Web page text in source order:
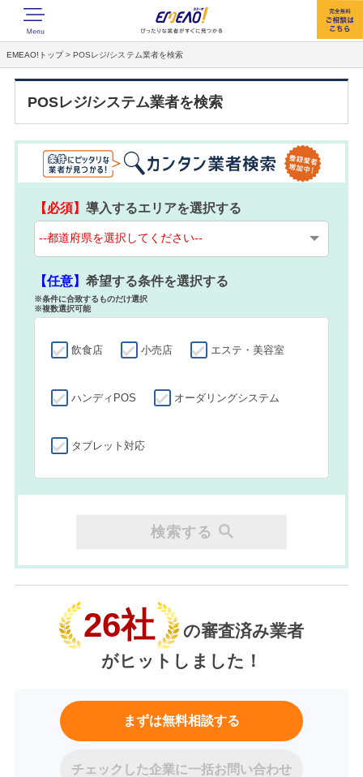
EMEAO!トップ > POSレジ/システム業者を検索
POSレジ/システム業者を検索
【必須】導入するエリアを選択する
【任意】希望する条件を選択する
※条件に合致するものだけ選択
※複数選択可能
飲食店 小売店 エステ・美容室
ハンディPOS オーダリングシステム
タブレット対応
検索する
26社
の審査済み業者
がヒットしました！
まずは無料相談する
チェックした企業に一括お問い合わせ